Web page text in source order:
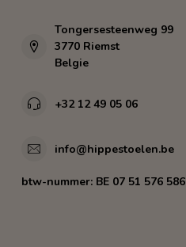
Tongersesteenweg 99
3770 Riemst
Belgie
+32 12 49 05 06
info@hippestoelen.be
btw-nummer: BE 07 51 576 586